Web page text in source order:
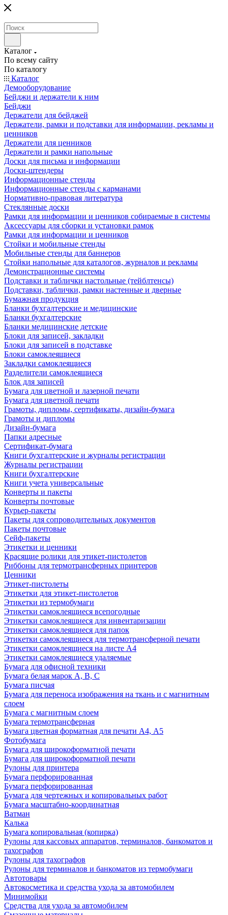
Каталог
По всему сайту
По каталогу
Каталог
Демооборудование
Бейджи и держатели к ним
Бейджи
Держатели для бейджей
Держатели, рамки и подставки для информации, рекламы и
ценников
Держатели для ценников
Держатели и рамки напольные
Доски для письма и информации
Доски-штендеры
Информационные стенды
Информационные стенды с карманами
Нормативно-правовая литература
Стеклянные доски
Рамки для информации и ценников собираемые в системы
Аксессуары для сборки и установки рамок
Рамки для информации и ценников
Стойки и мобильные стенды
Мобильные стенды для баннеров
Стойки напольные для каталогов, журналов и рекламы
Демонстрационные системы
Подставки и таблички настольные (тейблтенсы)
Подставки, таблички, рамки настенные и дверные
Бумажная продукция
Бланки бухгалтерские и медицинские
Бланки бухгалтерские
Бланки медицинские детские
Блоки для записей, закладки
Блоки для записей в подставке
Блоки самоклеящиеся
Закладки самоклеящиеся
Разделители самоклеящиеся
Блок для записей
Бумага для цветной и лазерной печати
Бумага для цветной печати
Грамоты, дипломы, сертификаты, дизайн-бумага
Грамоты и дипломы
Дизайн-бумага
Папки адресные
Сертификат-бумага
Книги бухгалтерские и журналы регистрации
Журналы регистрации
Книги бухгалтерские
Книги учета универсальные
Конверты и пакеты
Конверты почтовые
Курьер-пакеты
Пакеты для сопроводительных документов
Пакеты почтовые
Сейф-пакеты
Этикетки и ценники
Красящие ролики для этикет-пистолетов
Риббоны для термотрансферных принтеров
Ценники
Этикет-пистолеты
Этикетки для этикет-пистолетов
Этикетки из термобумаги
Этикетки самоклеящиеся всепогодные
Этикетки самоклеящиеся для инвентаризации
Этикетки самоклеящиеся для папок
Этикетки самоклеящиеся для термотрансферной печати
Этикетки самоклеящиеся на листе А4
Этикетки самоклеящиеся удаляемые
Бумага для офисной техники
Бумага белая марок А, В, С
Бумага писчая
Бумага для переноса изображения на ткань и с магнитным
слоем
Бумага с магнитным слоем
Бумага термотрансферная
Бумага цветная форматная для печати А4, А5
Фотобумага
Бумага для широкоформатной печати
Бумага для широкоформатной печати
Рулоны для принтера
Бумага перфорированная
Бумага перфорированная
Бумага для чертежных и копировальных работ
Бумага масштабно-координатная
Ватман
Калька
Бумага копировальная (копирка)
Рулоны для кассовых аппаратов, терминалов, банкоматов и
тахографов
Рулоны для тахографов
Рулоны для терминалов и банкоматов из термобумаги
Автотовары
Автокосметика и средства ухода за автомобилем
Минимойки
Средства для ухода за автомобилем